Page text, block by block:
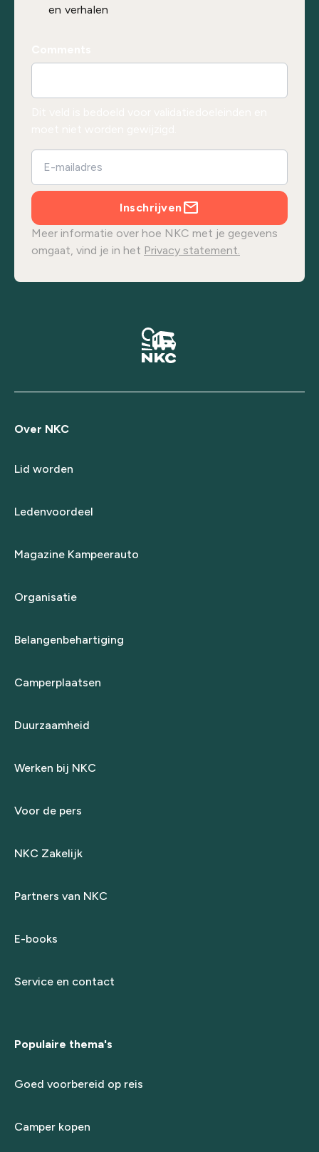
en verhalen
Inschrijven
Meer informatie over hoe NKC met je gegevens
omgaat, vind je in het Privacy statement.
Over NKC
Lid worden
Ledenvoordeel
Magazine Kampeerauto
Organisatie
Belangenbehartiging
Camperplaatsen
Duurzaamheid
Werken bij NKC
Voor de pers
NKC Zakelijk
Partners van NKC
E-books
Service en contact
Populaire thema's
Goed voorbereid op reis
Camper kopen